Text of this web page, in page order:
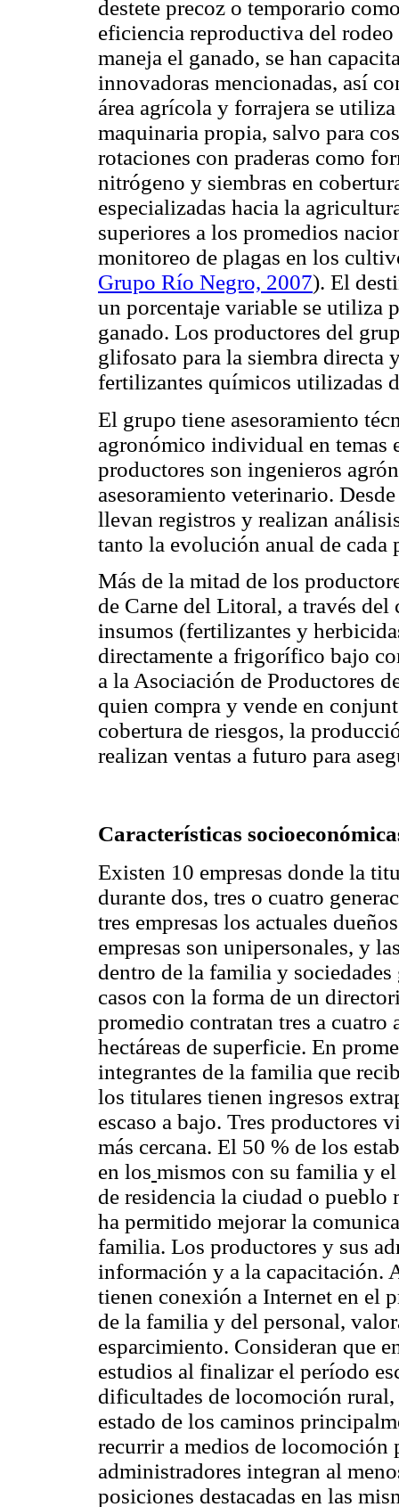
destete precoz o temporario
eficiencia reproductiva del
maneja el ganado, se han
innovadoras mencionadas, así
área agrícola y forrajera se
maquinaria propia, salvo para
rotaciones con praderas como
nitrógeno y siembras en
especializadas hacia la
superiores a los promedios
monitoreo de plagas en los
Grupo Río Negro, 2007). El
un porcentaje variable se utiliza
ganado. Los productores del
glifosato para la siembra directa
fertilizantes químicos utilizadas
El grupo tiene asesoramiento
agronómico individual en temas
productores son ingenieros
asesoramiento veterinario.
llevan registros y realizan
tanto la evolución anual de cada
Más de la mitad de los
de Carne del Litoral, a través
insumos (fertilizantes y
directamente a frigorífico bajo
a la Asociación de Productores
quien compra y vende en
cobertura de riesgos, la
realizan ventas a futuro para
Características
Existen 10 empresas donde la
durante dos, tres o cuatro
tres empresas los actuales
empresas son unipersonales, y
dentro de la familia y
casos con la forma de un
promedio contratan tres a cuatro
hectáreas de superficie. En
integrantes de la familia que
los titulares tienen ingresos
escaso a bajo. Tres productores
más cercana. El 50 % de los
en los mismos con su familia y
de residencia la ciudad o pueblo
ha permitido mejorar la
familia. Los productores y sus
información y a la capacitación.
tienen conexión a Internet en el
de la familia y del personal,
esparcimiento. Consideran que
estudios al finalizar el período
dificultades de locomoción
estado de los caminos
recurrir a medios de
administradores integran al
posiciones destacadas en las